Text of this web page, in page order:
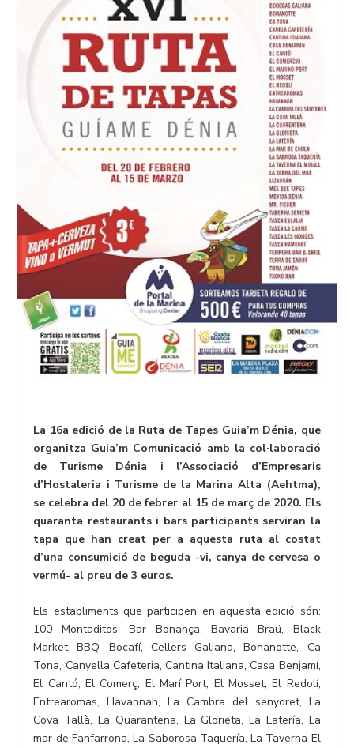
La 16a edició de la Ruta de Tapes Guia’m Dénia, que
organitza Guia’m Comunicació amb la col·laboració
de Turisme Dénia i l’Associació d’Empresaris
d’Hostaleria i Turisme de la Marina Alta (Aehtma),
se celebra del 20 de febrer al 15 de març de 2020. Els
quaranta restaurants i bars participants serviran la
tapa que han creat per a aquesta ruta al costat
d’una consumició de beguda -vi, canya de cervesa o
vermú- al preu de 3 euros.
Els establiments que participen en aquesta edició són:
100 Montaditos, Bar Bonança, Bavaria Braü, Black
Market BBQ, Bocafí, Cellers Galiana, Bonanotte, Ca
Tona, Canyella Cafeteria, Cantina Italiana, Casa Benjamí,
El Cantó, El Comerç, El Marí Port, El Mosset, El Redolí,
Entrearomas, Havannah, La Cambra del senyoret, La
Cova Tallà, La Quarantena, La Glorieta, La Latería, La
mar de Fanfarrona, La Saborosa Taquería, La Taverna El